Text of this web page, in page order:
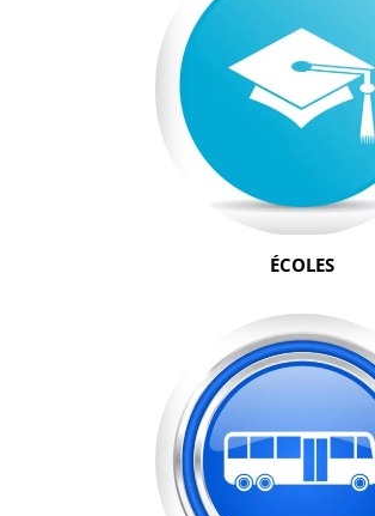
ÉCOLES